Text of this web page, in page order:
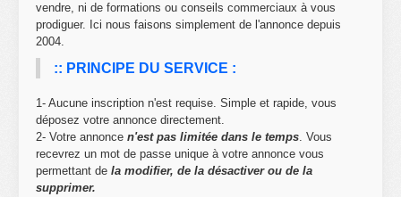
vendre, ni de formations ou conseils commerciaux à vous
prodiguer. Ici nous faisons simplement de l'annonce depuis
2004.
:: PRINCIPE DU SERVICE :
1- Aucune inscription n'est requise. Simple et rapide, vous
déposez votre annonce directement.
2- Votre annonce n'est pas limitée dans le temps. Vous
recevrez un mot de passe unique à votre annonce vous
permettant de la modifier, de la désactiver ou de la
supprimer.